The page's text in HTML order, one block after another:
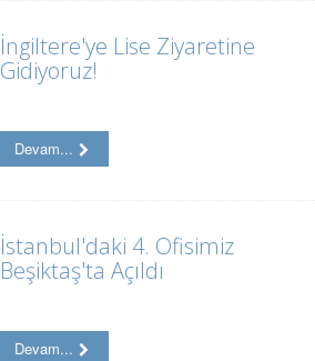
İngiltere'ye Lise Ziyaretine
Gidiyoruz!
Devam...
İstanbul'daki 4. Ofisimiz
Beşiktaş'ta Açıldı
Devam...